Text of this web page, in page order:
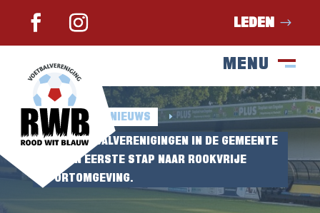
LEDEN
MENU
SLUIT
M
HOME E NIEUWS E
ALLE VOETBALVERENIGINGEN IN DE GEMEENTE
ZETTEN EERSTE STAP NAAR ROOKVRIJE
SPORTOMGEVING.